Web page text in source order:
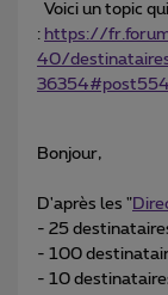
Voici un topic
: https://
40/
Bonjour,
D'après les "
- 25
- 100
- 10